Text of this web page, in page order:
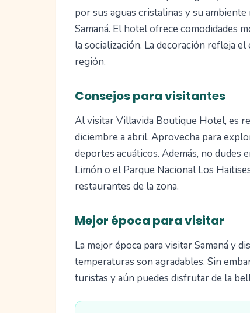
por sus aguas cristalinas y su
Samaná. El hotel ofrece comodidades
la socialización. La decoración refleja
región.
Consejos para visitantes
Al visitar Villavida Boutique Hotel, es
diciembre a abril. Aprovecha para
deportes acuáticos. Además, no dudes
Limón o el Parque Nacional Los
restaurantes de la zona.
Mejor época para visitar
La mejor época para visitar Samaná y
temperaturas son agradables. Sin
turistas y aún puedes disfrutar de la